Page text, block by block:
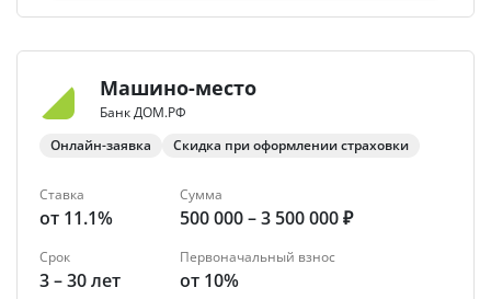
Машино-место
Банк ДОМ.РФ
Онлайн-заявка
Скидка при оформлении страховки
Ставка
от 11.1%
Сумма
500 000 – 3 500 000 ₽
Срок
3 – 30 лет
Первоначальный взнос
от 10%